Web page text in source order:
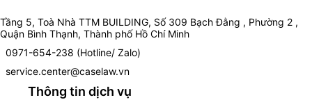
Tầng 5, Toà Nhà TTM BUILDING, Số 309 Bạch Đằng , Phường 2 ,
Quận Bình Thạnh, Thành phố Hồ Chí Minh
0971-654-238 (Hotline/ Zalo)
service.center@caselaw.vn
Thông tin dịch vụ